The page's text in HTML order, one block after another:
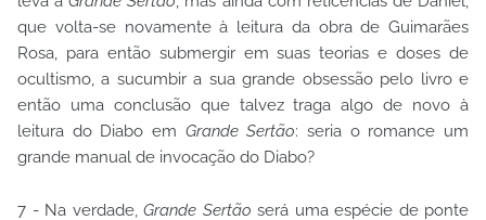
que volta-se novamente à leitura da obra de Guimarães
Rosa, para então submergir em suas teorias e doses de
ocultismo, a sucumbir a sua grande obsessão pelo livro e
então uma conclusão que talvez traga algo de novo à
leitura do Diabo em Grande Sertão: seria o romance um
grande manual de invocação do Diabo?
7 - Na verdade, Grande Sertão será uma espécie de ponte